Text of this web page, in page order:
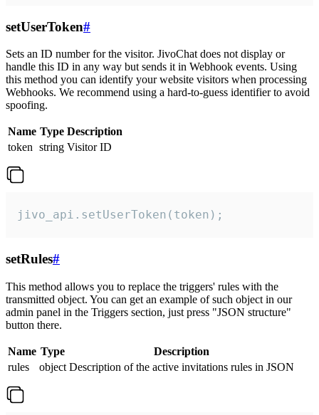
setUserToken#
Sets an ID number for the visitor. JivoChat does not display or
handle this ID in any way but sends it in Webhook events. Using
this method you can identify your website visitors when processing
Webhooks. We recommend using a hard-to-guess identifier to avoid
spoofing.
Name Type Description
token string Visitor ID
jivo_api.setUserToken(token);
setRules#
This method allows you to replace the triggers' rules with the
transmitted object. You can get an example of such object in our
admin panel in the Triggers section, just press "JSON structure"
button there.
Name Type
Description
rules
object Description of the active invitations rules in JSON